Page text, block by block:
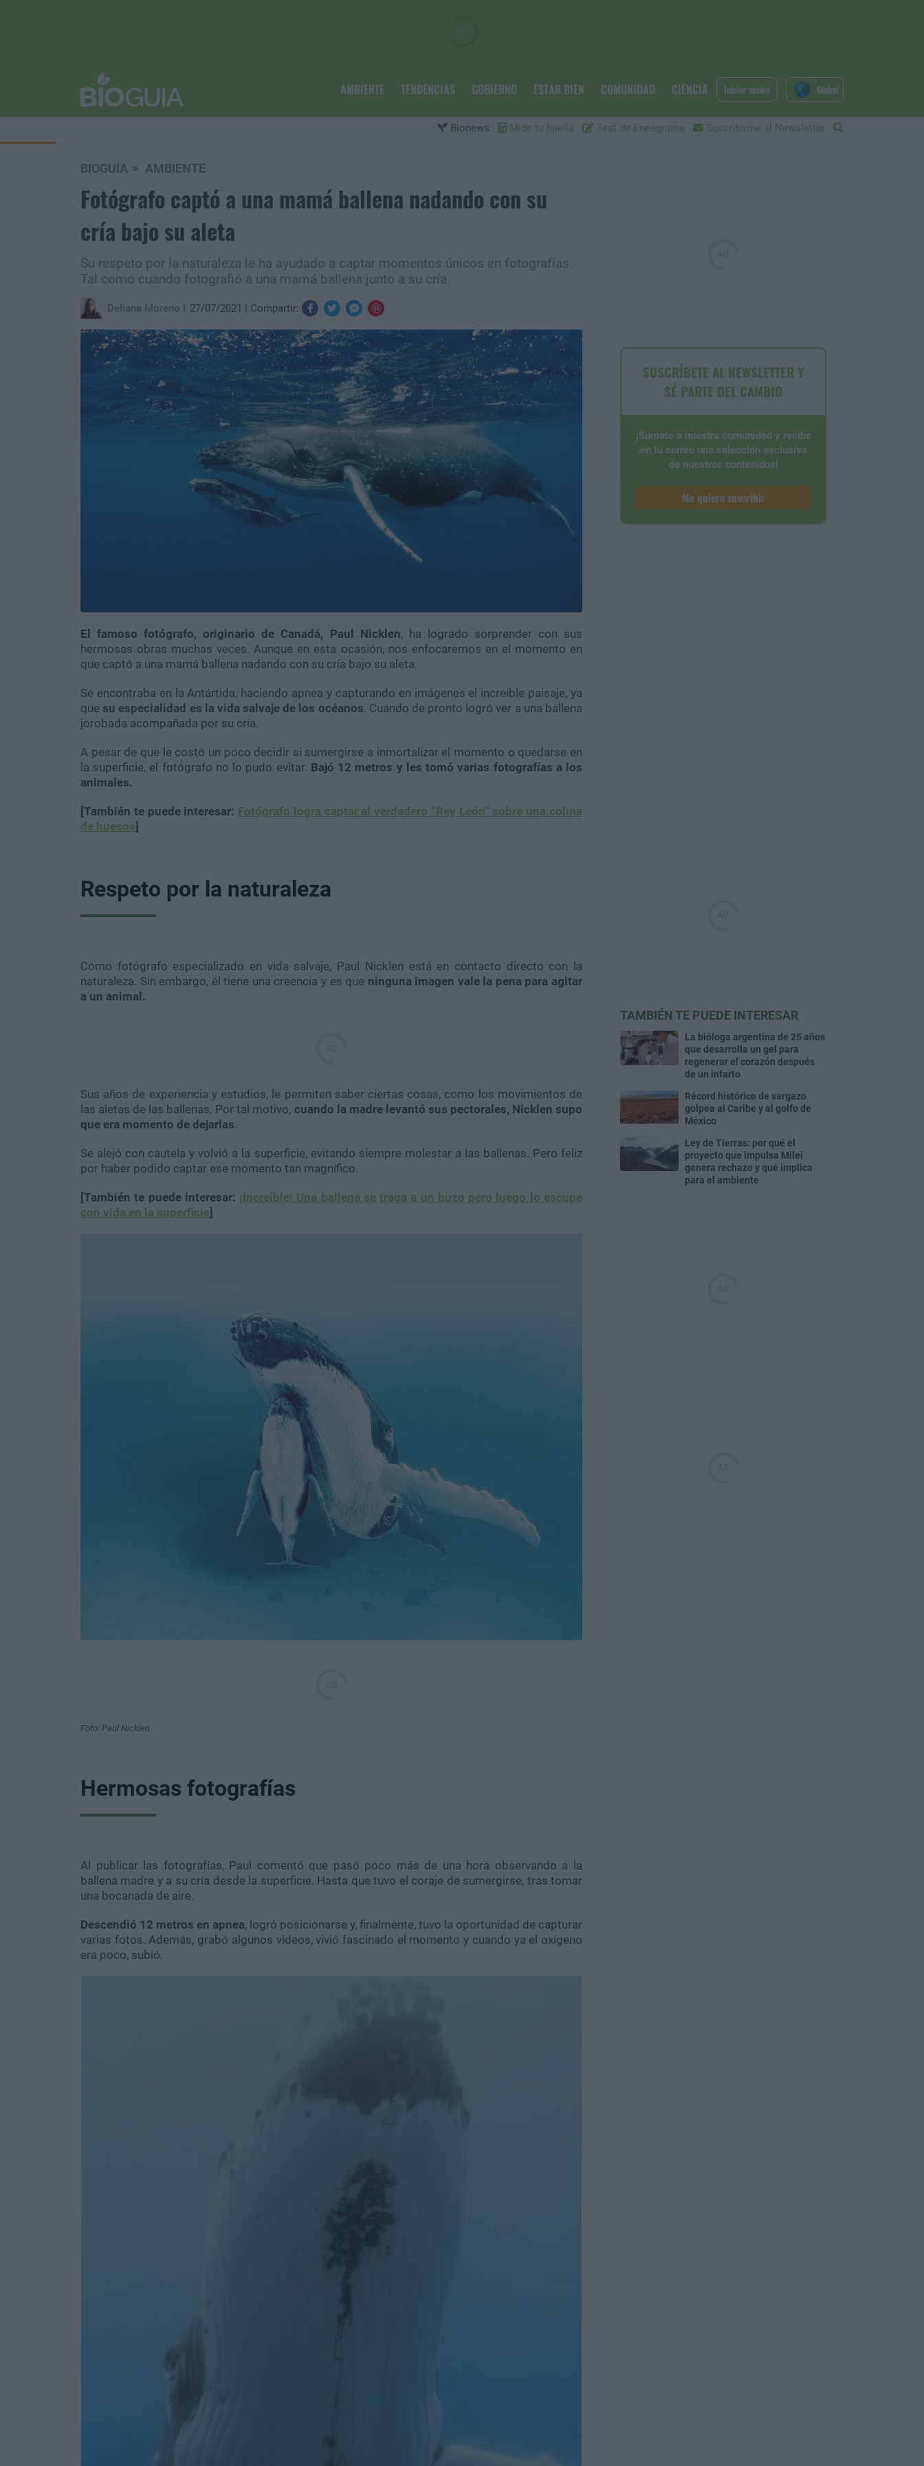
AMBIENTE TENDENCIAS GOBIERNO ESTAR BIEN COMUNIDAD CIENCIA
Bionews Mide tu huella Test de Eneagrama Suscribirme al Newsletter
Iniciar sesión Global
BIOGUÍA AMBIENTE
Fotógrafo captó a una mamá ballena nadando con su
cría bajo su aleta
Su respeto por la naturaleza le ha ayudado a captar momentos únicos en fotografías.
Tal como cuando fotografió a una mamá ballena junto a su cría.
Deliana Moreno 27/07/2021 Compartir:
El famoso fotógrafo, originario de Canadá, Paul Nicklen, ha logrado sorprender con sus
hermosas obras muchas veces. Aunque en esta ocasión, nos enfocaremos en el momento en
que captó a una mamá ballena nadando con su cría bajo su aleta.
Se encontraba en la Antártida, haciendo apnea y capturando en imágenes el increíble paisaje, ya
que su especialidad es la vida salvaje de los océanos. Cuando de pronto logró ver a una ballena
jorobada acompañada por su cría.
A pesar de que le costó un poco decidir si sumergirse a inmortalizar el momento o quedarse en
la superficie, el fotógrafo no lo pudo evitar. Bajó 12 metros y les tomó varias fotografías a los
animales.
[También te puede interesar: Fotógrafo logra captar al verdadero “Rey León” sobre una colina
de huesos]
Respeto por la naturaleza
Como fotógrafo especializado en vida salvaje, Paul Nicklen está en contacto directo con la
naturaleza. Sin embargo, él tiene una creencia y es que ninguna imagen vale la pena para agitar
a un animal.
Sus años de experiencia y estudios, le permiten saber ciertas cosas, como los movimientos de
las aletas de las ballenas. Por tal motivo, cuando la madre levantó sus pectorales, Nicklen supo
que era momento de dejarlas.
Se alejó con cautela y volvió a la superficie, evitando siempre molestar a las ballenas. Pero feliz
por haber podido captar ese momento tan magnífico.
[También te puede interesar: ¡Increíble! Una ballena se traga a un buzo pero luego lo escupe
con vida en la superficie]
Foto: Paul Nicklen
Hermosas fotografías
Al publicar las fotografías, Paul comentó que pasó poco más de una hora observando a la
ballena madre y a su cría desde la superficie. Hasta que tuvo el coraje de sumergirse, tras tomar
una bocanada de aire.
Descendió 12 metros en apnea, logró posicionarse y, finalmente, tuvo la oportunidad de capturar
varias fotos. Además, grabó algunos videos, vivió fascinado el momento y cuando ya el oxígeno
era poco, subió.
SUSCRÍBETE AL NEWSLETTER Y
SÉ PARTE DEL CAMBIO
¡Sumate a nuestra comunidad y recibe
en tu correo una selección exclusiva
de nuestros contenidos!
Me quiero suscribir
TAMBIÉN TE PUEDE INTERESAR
La bióloga argentina de 25 años
que desarrolla un gel para
regenerar el corazón después
de un infarto
Récord histórico de sargazo
golpea al Caribe y al golfo de
México
Ley de Tierras: por qué el
proyecto que impulsa Milei
genera rechazo y qué implica
para el ambiente